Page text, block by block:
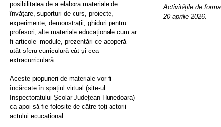
Activitățile de
20 aprilie 2026.
posibilitatea de a elabora materiale de
învățare, suporturi de curs, proiecte,
experimente, demonstrații, ghiduri pentru
profesori, alte materiale educaționale cum ar
fi articole, module, prezentări ce acoperă
atât sfera curriculară cât și cea
extracurriculară.
Aceste propuneri de materiale vor fi
încărcate în spațiul virtual (site-ul
Inspectoratului Școlar Județean Hunedoara)
ca apoi să fie folosite de către toți actorii
actului educațional.